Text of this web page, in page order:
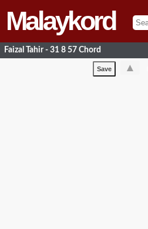
Malaykord
Faizal Tahir - 31 8 57 Chord
Save ▲